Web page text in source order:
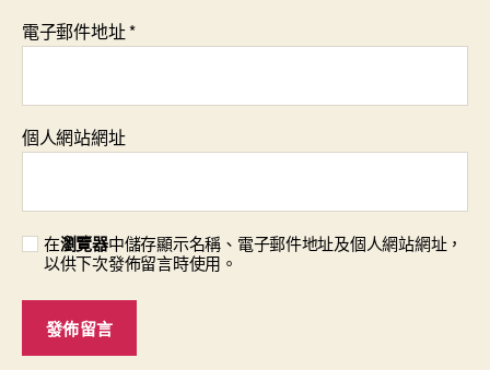
電子郵件地址*
個人網站網址
在瀏覽器中儲存顯示名稱、電子郵件地址及個人網站網址，
以供下次發佈留言時使用。